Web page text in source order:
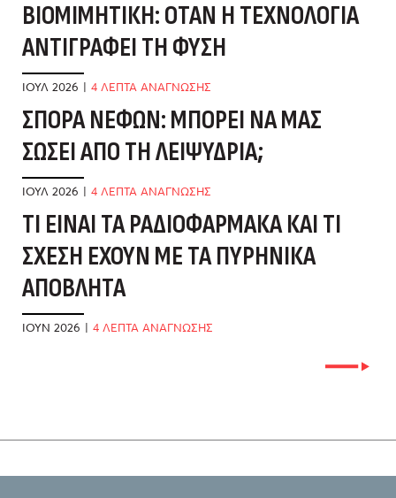
ΒΙΟΜΙΜΗΤΙΚΉ: ΌΤΑΝ Η ΤΕΧΝΟΛΟΓΊΑ
ΑΝΤΙΓΡΆΦΕΙ ΤΗ ΦΎΣΗ
ΙΟΎΛ 2026 | 4 ΛΕΠΤΑ ΑΝΑΓΝΩΣΗΣ
ΣΠΟΡΆ ΝΕΦΏΝ: ΜΠΟΡΕΊ ΝΑ ΜΑΣ
ΣΏΣΕΙ ΑΠΌ ΤΗ ΛΕΙΨΥΔΡΊΑ;
ΙΟΎΛ 2026 | 4 ΛΕΠΤΑ ΑΝΑΓΝΩΣΗΣ
ΤΙ ΕΊΝΑΙ ΤΑ ΡΑΔΙΟΦΆΡΜΑΚΑ ΚΑΙ ΤΙ
ΣΧΈΣΗ ΈΧΟΥΝ ΜΕ ΤΑ ΠΥΡΗΝΙΚΆ
ΑΠΌΒΛΗΤΑ
ΙΟΎΝ 2026 | 4 ΛΕΠΤΑ ΑΝΑΓΝΩΣΗΣ